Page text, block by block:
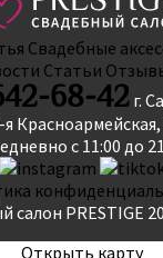
Свадебные
Статьи
68-42 г.
я Красноармейская,
с 11:00 до
салон PRESTIGE
Открыть карту